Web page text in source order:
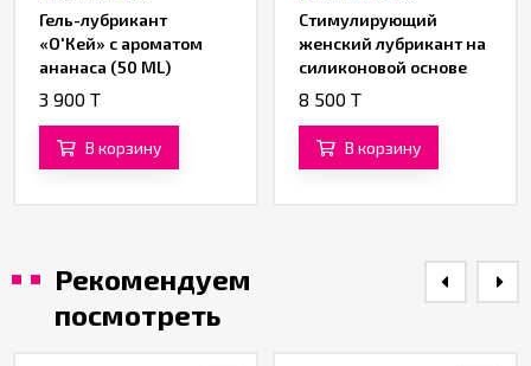
Гель-лубрикант
«О'Кей» с ароматом
ананаса (50 ML)
3 900 T
В корзину
Стимулирующий
женский лубрикант на
силиконовой основе
Сosmo Vibro
8 500 T
В корзину
Рекомендуем
посмотреть